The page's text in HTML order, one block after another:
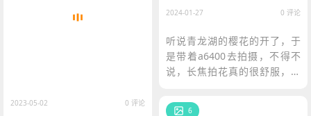
2024-01-27 0 评论
听说青龙湖的樱花的开了，于
是带着a6400去拍摄，不得不
说，长焦拍花真的很舒服，但
2023-05-02 0 评论
6